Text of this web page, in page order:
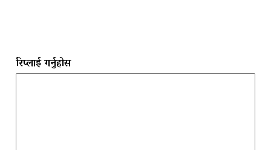
रिप्लाई गर्नुहोस